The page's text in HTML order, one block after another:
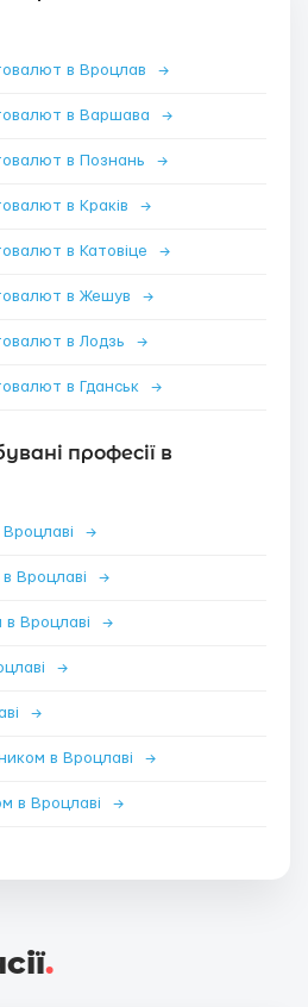
в Вроцлав →
в Варшава →
в Познань →
в Краків →
в Катовіце →
в Жешув →
в Лодзь →
в Гданськ →
професії в
→
Вроцлаві →
Вроцлаві →
→
→
в Вроцлаві →
в Вроцлаві →
.